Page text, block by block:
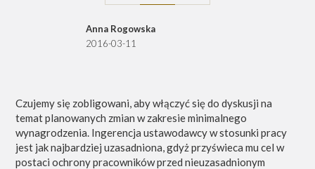
Anna Rogowska
2016-03-11
Czujemy się zobligowani, aby włączyć się do dyskusji na
temat planowanych zmian w zakresie minimalnego
wynagrodzenia. Ingerencja ustawodawcy w stosunki pracy
jest jak najbardziej uzasadniona, gdyż przyświeca mu cel w
postaci ochrony pracowników przed nieuzasadnionym